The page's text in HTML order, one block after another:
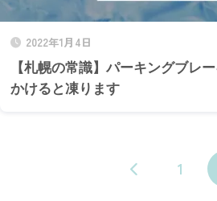
2022年1月4日
【札幌の常識】パーキングブレ
かけると凍ります
1